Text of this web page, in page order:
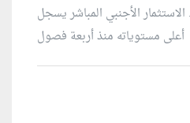
الأجنبي المباشر يسجل
أعلى مستوياته منذ أربعة فصول